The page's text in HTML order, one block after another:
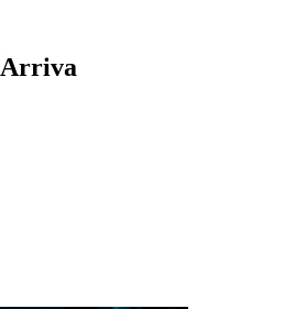
Arriva